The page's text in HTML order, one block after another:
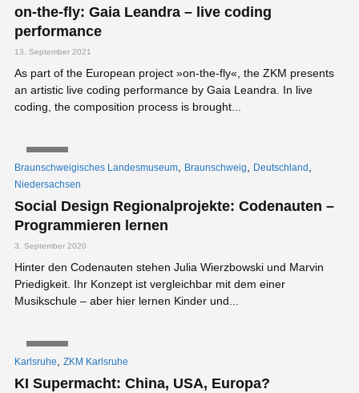
on-the-fly: Gaia Leandra – live coding
performance
13. September 2021
As part of the European project »on-the-fly«, the ZKM presents
an artistic live coding performance by Gaia Leandra. In live
coding, the composition process is brought...
Braunschweigisches Landesmuseum Braunschweig Deutschland
Niedersachsen
Social Design Regionalprojekte: Codenauten –
Programmieren lernen
3. September 2020
Hinter den Codenauten stehen Julia Wierzbowski und Marvin
Priedigkeit. Ihr Konzept ist vergleichbar mit dem einer
Musikschule – aber hier lernen Kinder und...
Karlsruhe ZKM Karlsruhe
KI Supermacht: China, USA, Europa?